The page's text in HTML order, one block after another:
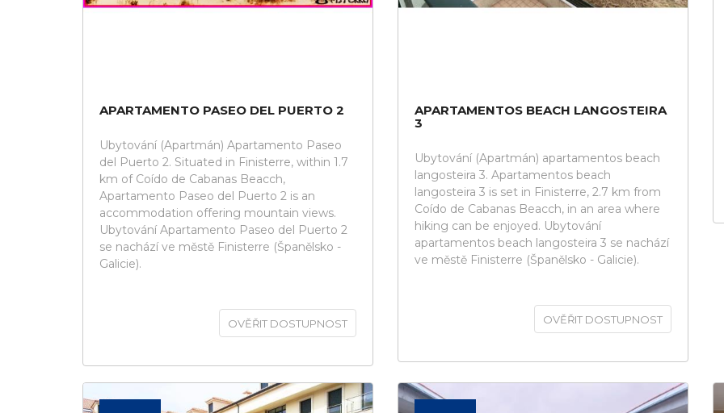
APARTAMENTO PASEO DEL PUERTO 2
Ubytování (Apartmán) Apartamento Paseo
del Puerto 2. Situated in Finisterre, within 1.7
km of Coído de Cabanas Beacch,
Apartamento Paseo del Puerto 2 is an
accommodation offering mountain views.
Ubytování Apartamento Paseo del Puerto 2
se nachází ve městě Finisterre (Španělsko -
Galicie).
OVĚŘIT DOSTUPNOST
APARTAMENTOS BEACH LANGOSTEIRA
3
Ubytování (Apartmán) apartamentos beach
langosteira 3. Apartamentos beach
langosteira 3 is set in Finisterre, 2.7 km from
Coído de Cabanas Beacch, in an area where
hiking can be enjoyed. Ubytování
apartamentos beach langosteira 3 se nachází
ve městě Finisterre (Španělsko - Galicie).
OVĚŘIT DOSTUPNOST